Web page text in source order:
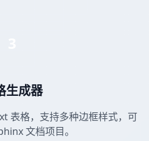
生成器
表格，支持多种边框样式，可
文档项目。